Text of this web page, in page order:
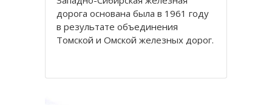
дорога основана была в 1961 году
в результате объединения
Томской и Омской железных дорог.
Сибирской железной дороги